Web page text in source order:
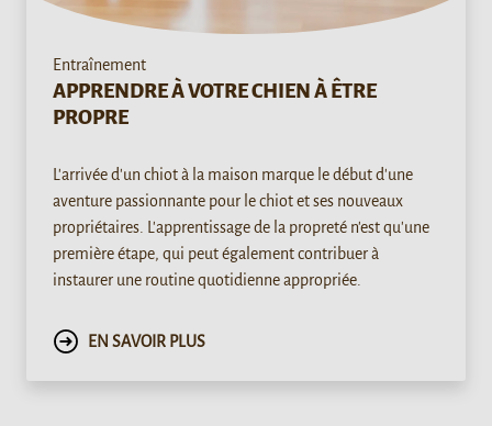
Entraînement
APPRENDRE À VOTRE CHIEN À ÊTRE
PROPRE
L'arrivée d'un chiot à la maison marque le début d'une
aventure passionnante pour le chiot et ses nouveaux
propriétaires. L'apprentissage de la propreté n'est qu'une
première étape, qui peut également contribuer à
instaurer une routine quotidienne appropriée.
EN SAVOIR PLUS